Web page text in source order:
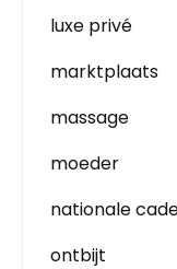
luxe privé
marktplaats
massage
moeder
nationale
ontbijt